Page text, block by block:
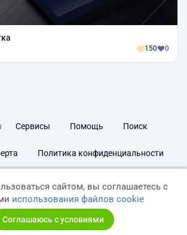
150 0
Сервисы Помощь Поиск
Политика конфиденциальности
сайтом, вы соглашаетесь с
использования файлов cookie
Соглашаюсь с условиями